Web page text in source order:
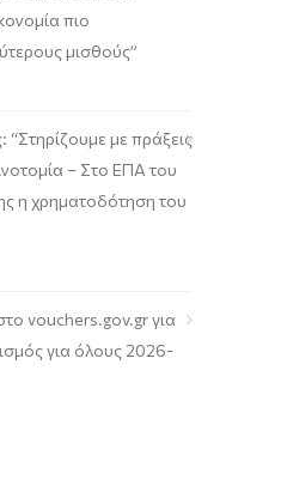
πιο
μισθούς”
με πράξεις
– Στο ΕΠΑ του
η χρηματοδότηση του
vouchers.gov.gr για
για όλους 2026-